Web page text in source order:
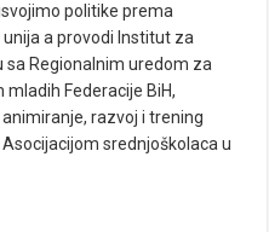
politike prema
a provodi Institut za
sa Regionalnim uredom za
mladih Federacije BiH,
razvoj i trening
Asocijacijom srednjoškolaca u